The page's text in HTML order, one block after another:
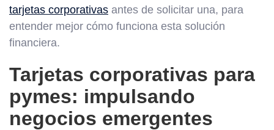
tarjetas corporativas antes de solicitar una, para
entender mejor cómo funciona esta solución
financiera.
Tarjetas corporativas para
pymes: impulsando
negocios emergentes